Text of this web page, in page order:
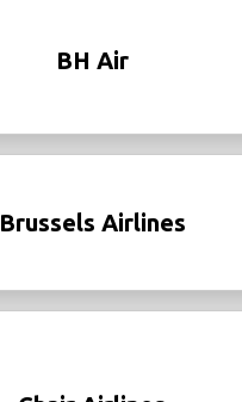
BH Air
Brussels Airlines